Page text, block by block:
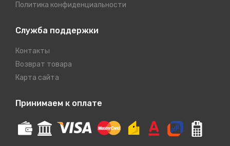
Политика конфиденциальности
Служба поддержки
Контакты
Возврат товара
Карта сайта
Принимаем к оплате